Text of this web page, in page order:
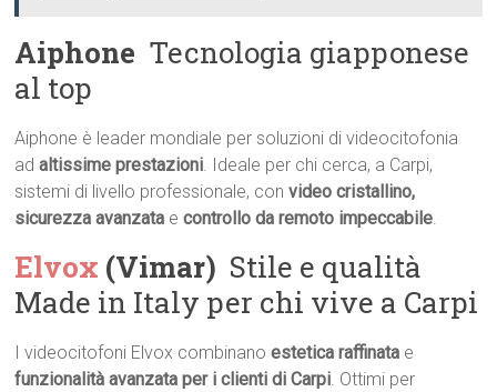
Aiphone  Tecnologia giapponese
al top
Aiphone è leader mondiale per soluzioni di videocitofonia
adaltissime prestazioni. Ideale per chi cerca, a Carpi,
sistemi di livello professionale, convideo cristallino,
sicurezza avanzata econtrollo da remoto impeccabile.
Elvox (Vimar)  Stile e qualità
Made in Italy per chi vive a Carpi
I videocitofoni Elvox combinanoestetica raffinata e
funzionalità avanzata per i clienti di Carpi. Ottimi per